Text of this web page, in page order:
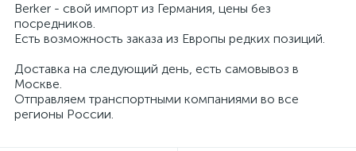
Berker - свой импорт из Германия, цены без
посредников.
Есть возможность заказа из Европы редких позиций.
Доставка на следующий день, есть самовывоз в
Москве.
Отправляем транспортными компаниями во все
регионы России.